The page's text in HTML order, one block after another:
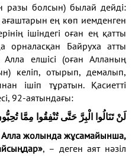
болсын) былай дейді:
ең көп иемденген
ішіндегі оған ең қатты
орналасқан Байруха атты
елшісі (оған Алланың
келіп, отырып, демалып,
ішіп тұратын. Қасиетті
92-аятындағы:
لَنْ تَنَالُوا الْبِرَّ حَتَّى تُنْفِقُوا مِمَّا
Алла жолында жұсамайынша,
, – деген аят нәзіл